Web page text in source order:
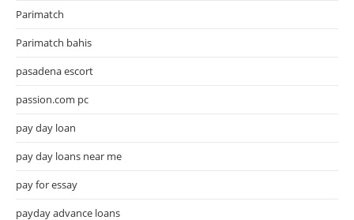
Parimatch
Parimatch bahis
pasadena escort
passion.com pc
pay day loan
pay day loans near me
pay for essay
payday advance loans